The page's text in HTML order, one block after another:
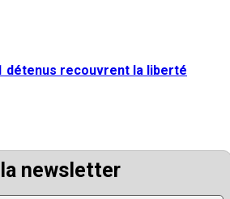
détenus recouvrent la liberté
newsletter